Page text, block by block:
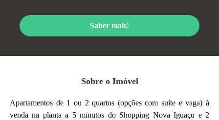
Sobre o Imóvel
Apartamentos de 1 ou 2 quartos (opções com suíte e vaga) à
venda na planta a 5 minutos do Shopping Nova Iguaçu e 2
Saber mais!